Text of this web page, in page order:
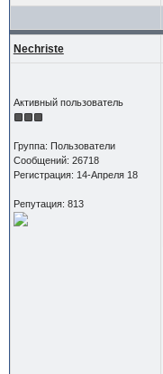
Nechriste
Активный пользователь
Группа: Пользователи
Сообщений: 26718
Регистрация: 14-Апреля 18
Репутация: 813